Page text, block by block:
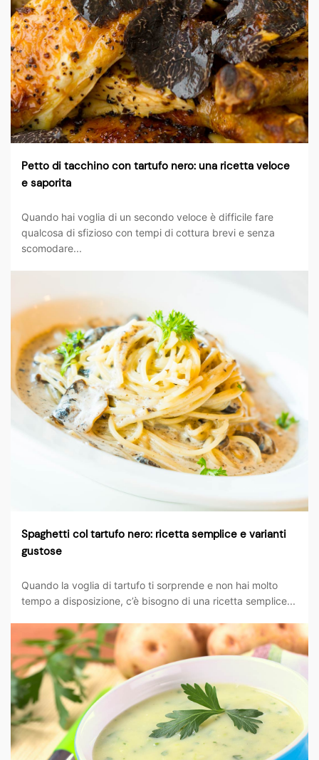
CARRELLO
Petto di tacchino con tartufo nero: una ricetta veloce
e saporita
Quando hai voglia di un secondo veloce è difficile fare
qualcosa di sfizioso con tempi di cottura brevi e senza
scomodare...
Spaghetti col tartufo nero: ricetta semplice e varianti
gustose
Quando la voglia di tartufo ti sorprende e non hai molto
tempo a disposizione, c’è bisogno di una ricetta semplice...